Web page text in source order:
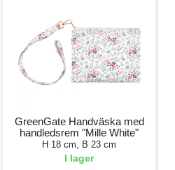
GreenGate Handväska med
handledsrem "Mille White"
H 18 cm, B 23 cm
I lager